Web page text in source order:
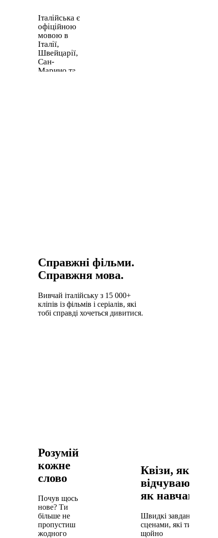
Італійська є
офіційною
мовою в
Італії,
Швейцарії,
Сан-
Марино та
Справжні фільми.
Справжня мова.
Вивчай італійську з 15 000+
кліпів із фільмів і серіалів, які
тобі справді хочеться дивитися.
Розумій
кожне
слово
Почув щось
нове? Ти
більше не
пропустиш
жодного
Квізи, які не
відчуваються
як навчання
Швидкі завдання за
сценами, які ти
щойно